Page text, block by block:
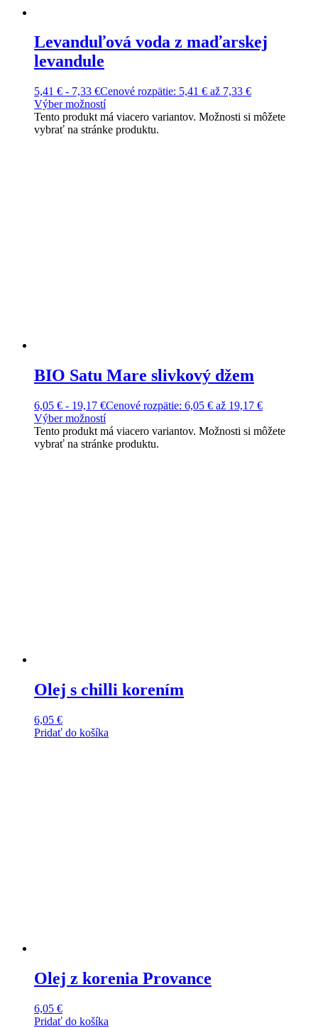
Levanduľová voda z maďarskej
levandule
5,41 € - 7,33 €Cenové rozpätie: 5,41 € až 7,33 €
Výber možností
Tento produkt má viacero variantov. Možnosti si môžete
vybrať na stránke produktu.
BIO Satu Mare slivkový džem
6,05 € - 19,17 €Cenové rozpätie: 6,05 € až 19,17 €
Výber možností
Tento produkt má viacero variantov. Možnosti si môžete
vybrať na stránke produktu.
Olej s chilli korením
6,05 €
Pridať do košíka
Olej z korenia Provance
6,05 €
Pridať do košíka